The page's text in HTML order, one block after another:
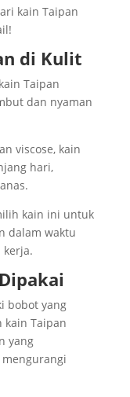
kain Taipan
di Kulit
Taipan
dan nyaman
viscose, kain
hari,
kain ini untuk
dalam waktu
kerja.
bobot yang
kain Taipan
yang